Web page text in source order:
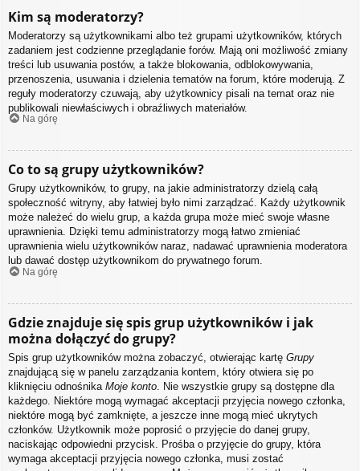
Kim są moderatorzy?
Moderatorzy są użytkownikami albo też grupami użytkowników, których
zadaniem jest codzienne przeglądanie forów. Mają oni możliwość zmiany
treści lub usuwania postów, a także blokowania, odblokowywania,
przenoszenia, usuwania i dzielenia tematów na forum, które moderują. Z
reguły moderatorzy czuwają, aby użytkownicy pisali na temat oraz nie
publikowali niewłaściwych i obraźliwych materiałów.
Na górę
Co to są grupy użytkowników?
Grupy użytkowników, to grupy, na jakie administratorzy dzielą całą
społeczność witryny, aby łatwiej było nimi zarządzać. Każdy użytkownik
może należeć do wielu grup, a każda grupa może mieć swoje własne
uprawnienia. Dzięki temu administratorzy mogą łatwo zmieniać
uprawnienia wielu użytkowników naraz, nadawać uprawnienia moderatora
lub dawać dostęp użytkownikom do prywatnego forum.
Na górę
Gdzie znajduje się spis grup użytkowników i jak
można dołączyć do grupy?
Spis grup użytkowników można zobaczyć, otwierając kartę Grupy
znajdującą się w panelu zarządzania kontem, który otwiera się po
kliknięciu odnośnika Moje konto . Nie wszystkie grupy są dostępne dla
każdego. Niektóre mogą wymagać akceptacji przyjęcia nowego członka,
niektóre mogą być zamknięte, a jeszcze inne mogą mieć ukrytych
członków. Użytkownik może poprosić o przyjęcie do danej grupy,
naciskając odpowiedni przycisk. Prośba o przyjęcie do grupy, która
wymaga akceptacji przyjęcia nowego członka, musi zostać